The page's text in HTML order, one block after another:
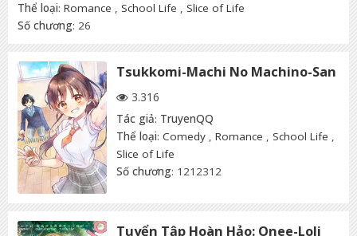
Thể loại: Romance , School Life , Slice of Life
Số chương: 26
Tsukkomi-Machi No Machino-San
3.316
Tác giả: TruyenQQ
Thể loại: Comedy , Romance , School Life ,
Slice of Life
Số chương: 1212312
Tuyển Tập Hoàn Hảo: Onee-Loli